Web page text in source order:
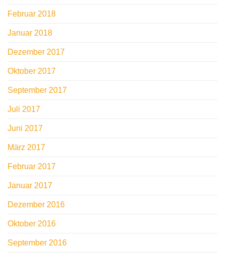
Februar 2018
Januar 2018
Dezember 2017
Oktober 2017
September 2017
Juli 2017
Juni 2017
März 2017
Februar 2017
Januar 2017
Dezember 2016
Oktober 2016
September 2016